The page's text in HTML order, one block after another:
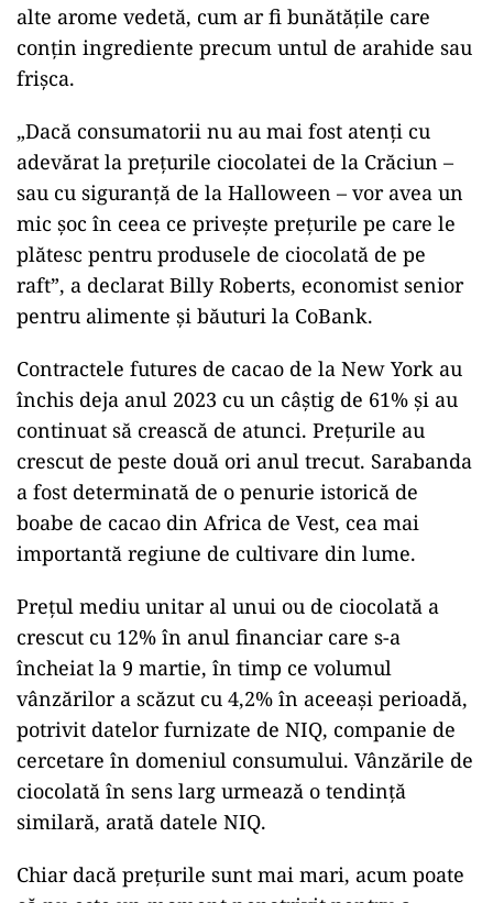
alte arome vedetă, cum ar fi bunătățile care
conțin ingrediente precum untul de arahide sau
frișca.
„Dacă consumatorii nu au mai fost atenți cu
adevărat la prețurile ciocolatei de la Crăciun –
sau cu siguranță de la Halloween – vor avea un
mic șoc în ceea ce privește prețurile pe care le
plătesc pentru produsele de ciocolată de pe
raft”, a declarat Billy Roberts, economist senior
pentru alimente și băuturi la CoBank.
Contractele futures de cacao de la New York au
închis deja anul 2023 cu un câștig de 61% și au
continuat să crească de atunci. Prețurile au
crescut de peste două ori anul trecut. Sarabanda
a fost determinată de o penurie istorică de
boabe de cacao din Africa de Vest, cea mai
importantă regiune de cultivare din lume.
Prețul mediu unitar al unui ou de ciocolată a
crescut cu 12% în anul financiar care s-a
încheiat la 9 martie, în timp ce volumul
vânzărilor a scăzut cu 4,2% în aceeași perioadă,
potrivit datelor furnizate de NIQ, companie de
cercetare în domeniul consumului. Vânzările de
ciocolată în sens larg urmează o tendință
similară, arată datele NIQ.
Chiar dacă prețurile sunt mai mari, acum poate